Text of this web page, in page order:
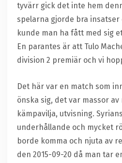
tyvärr gick det inte hem
spelarna gjorde bra
kunde man ha fått med sig
En parantes är att Tulo
division 2 premiär och vi
Det här var en match som
önska sig, det var massor
kämpavilja, utvisning.
underhållande och mycket
borde komma och njuta av
den 2015-09-20 då man tar